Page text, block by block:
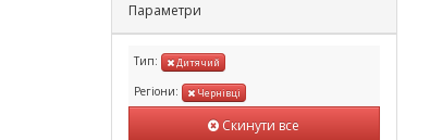
Параметри
Тип: Дитячий
Регіони: Чернівці
Скинути все